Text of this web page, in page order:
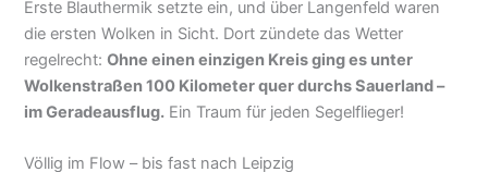
Erste Blauthermik setzte ein, und über Langenfeld waren
regelrecht:
Ohne einen einzigen Kreis ging es unter
Wolkenstraßen 100 Kilometer quer durchs Sauerland –
im Geradeausflug.
Ein Traum für jeden Segelflieger!